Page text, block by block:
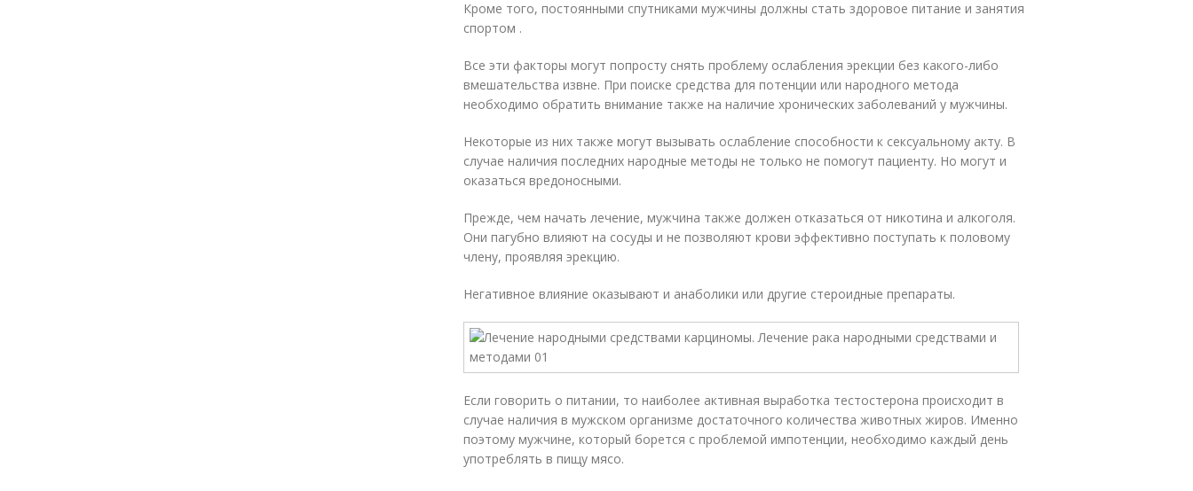
Кроме того, постоянными спутниками мужчины должны стать здоровое питание и занятия
спортом .
Все эти факторы могут попросту снять проблему ослабления эрекции без какого-либо
вмешательства извне. При поиске средства для потенции или народного метода
необходимо обратить внимание также на наличие хронических заболеваний у мужчины.
Некоторые из них также могут вызывать ослабление способности к сексуальному акту. В
случае наличия последних народные методы не только не помогут пациенту. Но могут и
оказаться вредоносными.
Прежде, чем начать лечение, мужчина также должен отказаться от никотина и алкоголя.
Они пагубно влияют на сосуды и не позволяют крови эффективно поступать к половому
члену, проявляя эрекцию.
Негативное влияние оказывают и анаболики или другие стероидные препараты.
Если говорить о питании, то наиболее активная выработка тестостерона происходит в
случае наличия в мужском организме достаточного количества животных жиров. Именно
поэтому мужчине, который борется с проблемой импотенции, необходимо каждый день
употреблять в пищу мясо.